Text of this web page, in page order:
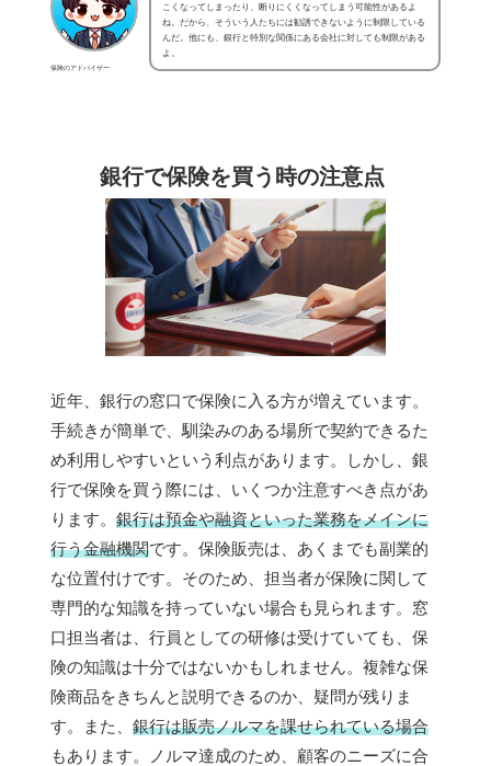
保険のアドバイザー
こくなってしまったり、断りにくくなってしまう可能性があるよ
ね。だから、そういう人たちには勧誘できないように制限している
んだ。他にも、銀行と特別な関係にある会社に対しても制限がある
よ。
銀行で保険を買う時の注意点
近年、銀行の窓口で保険に入る方が増えています。
手続きが簡単で、馴染みのある場所で契約できるた
め利用しやすいという利点があります。しかし、銀
行で保険を買う際には、いくつか注意すべき点があ
ります。 銀行は預金や融資といった業務をメインに
行う金融機関です。保険販売は、あくまでも副業的
な位置付けです。そのため、担当者が保険に関して
専門的な知識を持っていない場合も見られます。窓
口担当者は、行員としての研修は受けていても、保
険の知識は十分ではないかもしれません。複雑な保
険商品をきちんと説明できるのか、疑問が残りま
す。また、 銀行は販売ノルマを課せられている場合
もあります。ノルマ達成のため、顧客のニーズに合